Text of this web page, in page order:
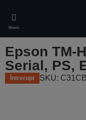
main
content
Meniu
Epson TM-
Serial, PS,
Întrerupt SKU: